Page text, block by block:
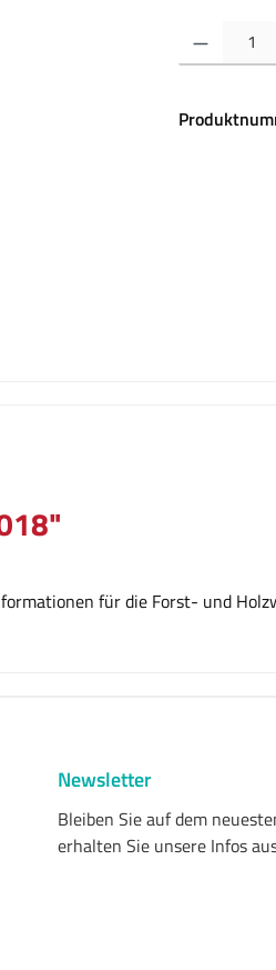
Produkt
für die Forst- und
Newsletter
Bleiben Sie auf dem
erhalten Sie unsere Infos